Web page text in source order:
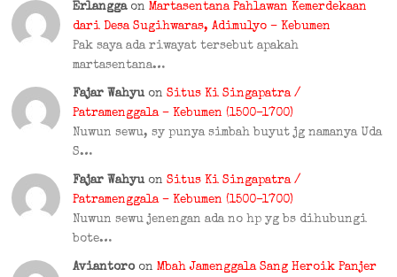
Erlangga on Martasentana Pahlawan Kemerdekaan
dari Desa Sugihwaras, Adimulyo – Kebumen
Pak saya ada riwayat tersebut apakah
martasentana…
Fajar Wahyu on Situs Ki Singapatra /
Patramenggala – Kebumen (1500–1700)
Nuwun sewu, sy punya simbah buyut jg namanya Uda
S…
Fajar Wahyu on Situs Ki Singapatra /
Patramenggala – Kebumen (1500–1700)
Nuwun sewu jenengan ada no hp yg bs dihubungi
bote…
Aviantoro on Mbah Jamenggala Sang Heroik Panjer